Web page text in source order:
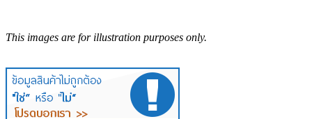
This images are for illustration purposes only.